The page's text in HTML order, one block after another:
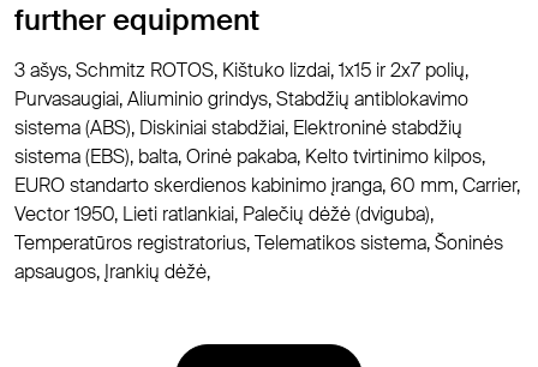
further equipment
3 ašys, Schmitz ROTOS, Kištuko lizdai, 1x15 ir 2x7 polių,
Purvasaugiai, Aliuminio grindys, Stabdžių antiblokavimo
sistema (ABS), Diskiniai stabdžiai, Elektroninė stabdžių
sistema (EBS), balta, Orinė pakaba, Kelto tvirtinimo kilpos,
EURO standarto skerdienos kabinimo įranga, 60 mm, Carrier,
Vector 1950, Lieti ratlankiai, Palečių dėžė (dviguba),
Temperatūros registratorius, Telematikos sistema, Šoninės
apsaugos, Įrankių dėžė,